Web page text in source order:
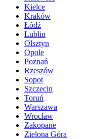
Kielce
Kraków
Łódź
Lublin
Olsztyn
Opole
Poznań
Rzeszów
Sopot
Szczecin
Toruń
Warszawa
Wrocław
Zakopane
Zielona Góra